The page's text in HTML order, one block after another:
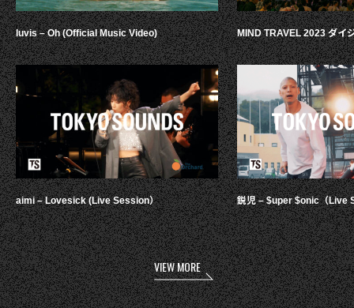
luvis – Oh (Official Music Video)
aimi – Lovesick (Live Session）
MIND TRAVEL 2023 ダイ
鋭児 – $uper $onic（Live
VIEW MORE